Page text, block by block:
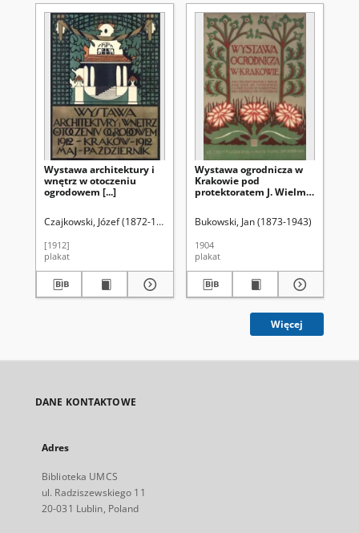
Wystawa architektury i
wnętrz w otoczeniu
ogrodowem [...]
Czajkowski, Józef (1872-1947)
[1912]
plakat
Wystawa ogrodnicza w
Krakowie pod
protektoratem J. Wielm.
Ekscelencyi Namiestnika
Potockiego [...]
Bukowski, Jan (1873-1943)
1904
plakat
Więcej
DANE KONTAKTOWE
Adres
Biblioteka UMCS
ul. Radziszewskiego 11
20-031 Lublin, Poland